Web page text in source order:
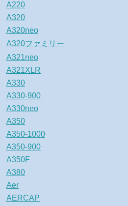
A220
A320
A320neo
A320ファミリー
A321neo
A321XLR
A330
A330-900
A330neo
A350
A350-1000
A350-900
A350F
A380
Aer
AERCAP